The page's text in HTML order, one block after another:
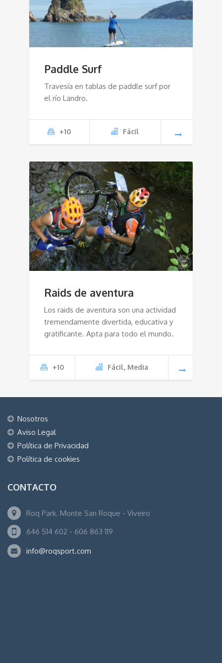
Paddle Surf
Travesía en tablas de paddle surf por
el río Landro.
+10 Fácil
Raids de aventura
Los raids de aventura son una actividad
tremendamente divertida, educativa y
gratificante. Apta para todo el mundo.
+10 Fácil, Media
Nosotros
Aviso Legal
Política de Privacidad
Política de cookies
CONTACTO
Roq Park. Monte San Roque - Viveiro
646 514 602 - 606 863 119
info@roqsport.com